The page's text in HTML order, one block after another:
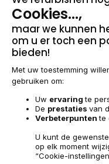
Wettelijke
Algemene
© 2009-2026